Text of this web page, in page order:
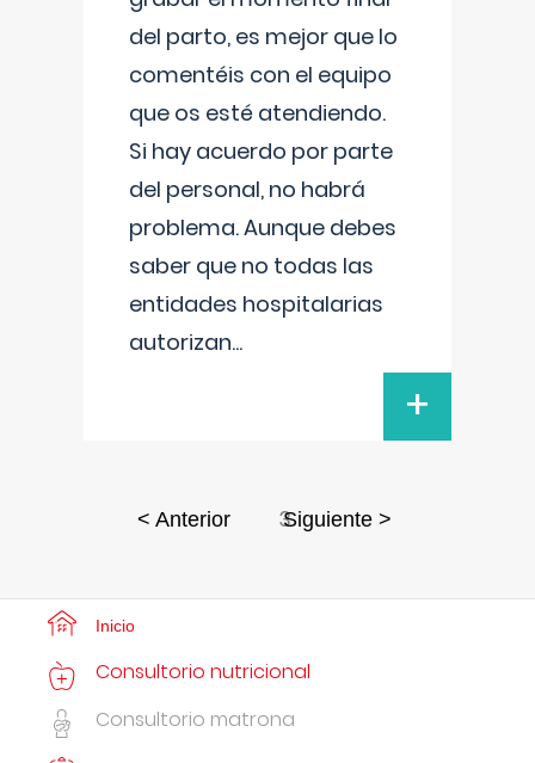
del parto, es mejor que lo
comentéis con el equipo
que os esté atendiendo.
Si hay acuerdo por parte
del personal, no habrá
problema. Aunque debes
saber que no todas las
entidades hospitalarias
autorizan...
+
< Anterior 3Siguiente >
Inicio
Consultorio nutricional
Consultorio matrona